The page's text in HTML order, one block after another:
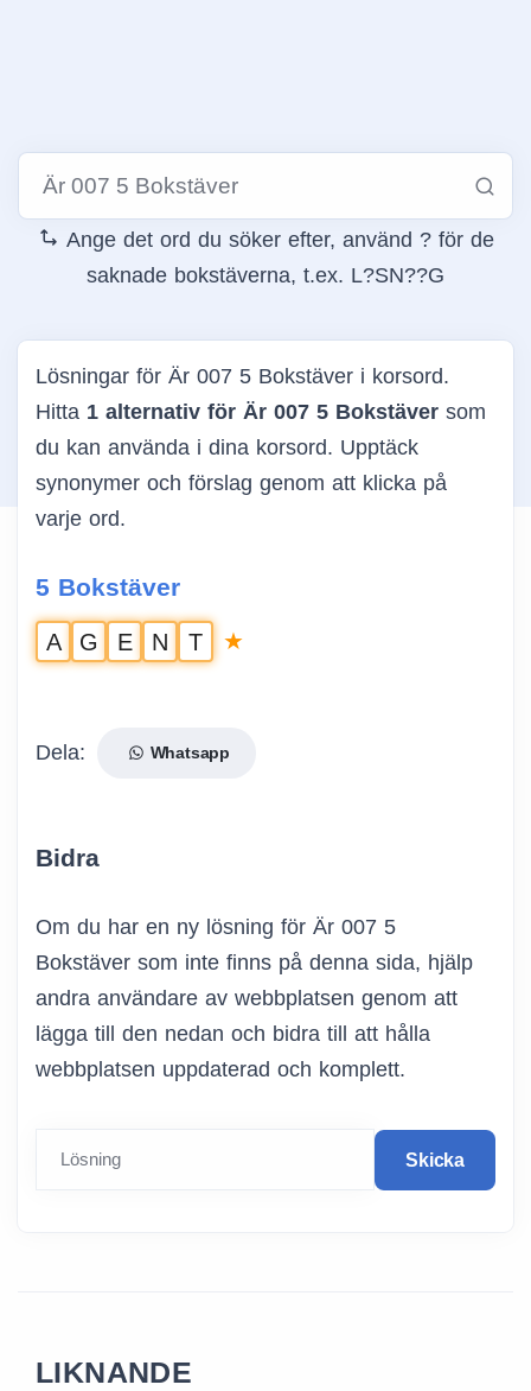
Ange det ord du söker efter, använd ? för de
saknade bokstäverna, t.ex. L?SN??G
Lösningar för Är 007 5 Bokstäver i korsord.
Hitta 1 alternativ för Är 007 5 Bokstäver som
du kan använda i dina korsord. Upptäck
synonymer och förslag genom att klicka på
varje ord.
5 Bokstäver
A G E N T ★
Dela: Whatsapp
Bidra
Om du har en ny lösning för Är 007 5
Bokstäver som inte finns på denna sida, hjälp
andra användare av webbplatsen genom att
lägga till den nedan och bidra till att hålla
webbplatsen uppdaterad och komplett.
Lösning Skicka
LIKNANDE